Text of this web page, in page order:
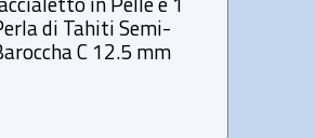
in Pelle e 1
di Tahiti Semi-
C 12.5 mm